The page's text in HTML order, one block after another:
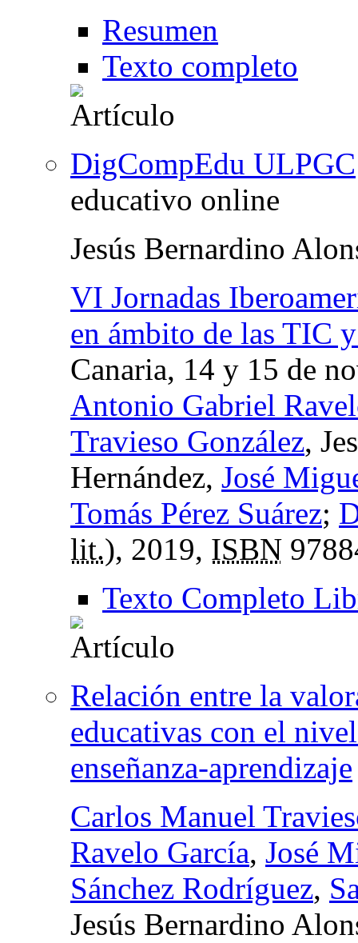
Resumen
Texto completo
DigCompEdu ULPGC
educativo online
Jesús Bernardino
VI Jornadas
en ámbito de las TIC
Canaria, 14 y 15 de
Antonio Gabriel
Travieso González,
Hernández, José
Tomás Pérez Suárez;
lit.), 2019, ISBN
Texto Completo
Relación entre la
educativas con el
enseñanza-aprendizaje
Carlos Manuel
Ravelo García, José
Sánchez Rodríguez,
Jesús Bernardino